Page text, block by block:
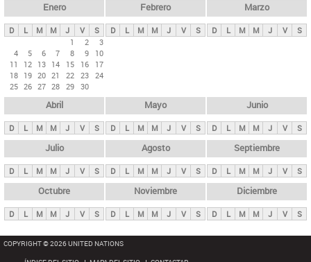
ds
p
n
i
p
a
l
s
Enero
D L M M J V
S
1
2
3
4
5 6 7 8 9
10
11
12 13 14 15 16
17
18 19 20 21 22 23 24
25 26 27 28 29 30
Febrero
D L M M J V S
Marzo
D L M M J V S
Abril
D L M M J V S
Mayo
D L M M J V S
Junio
D L M M J V S
Julio
D L M M J V S
Agosto
D L M M J V S
Septiembre
D L M M J V S
Octubre
D L M M J V S
Noviembre
D L M M J V S
Diciembre
D L M M J V S
COPYRIGHT © 2026 UNITED NATIONS